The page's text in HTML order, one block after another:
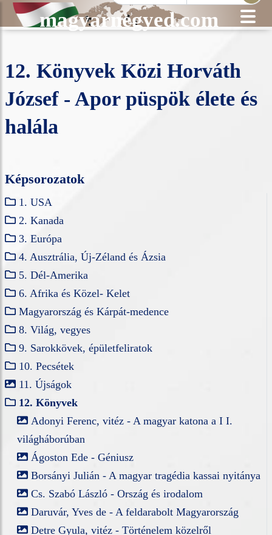
magyarnegyed.com
12. Könyvek Közi Horváth
József - Apor püspök élete és
halála
Képsorozatok
1. USA
2. Kanada
3. Európa
4. Ausztrália, Új-Zéland és Ázsia
5. Dél-Amerika
6. Afrika és Közel- Kelet
Magyarország és Kárpát-medence
8. Világ, vegyes
9. Sarokkövek, épületfeliratok
10. Pecsétek
11. Újságok
12. Könyvek
Adonyi Ferenc, vitéz - A magyar katona a I I.
világháborúban
Ágoston Ede - Géniusz
Borsányi Julián - A magyar tragédia kassai nyitánya
Cs. Szabó László - Ország és irodalom
Daruvár, Yves de - A feldarabolt Magyarország
Detre Gyula, vitéz - Történelem közelről